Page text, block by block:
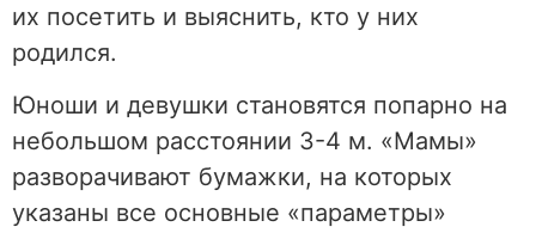
их посетить и выяснить, кто у них
родился.
Юноши и девушки становятся попарно на
небольшом расстоянии 3-4 м. «Мамы»
разворачивают бумажки, на которых
указаны все основные «параметры»